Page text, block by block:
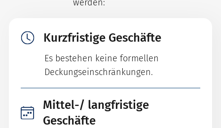
werden:
Kurzfristige Geschäfte
Es bestehen keine formellen
Deckungseinschränkungen.
Mittel-/ langfristige
Geschäfte